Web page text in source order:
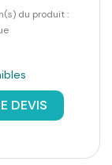
du produit :
DEVIS